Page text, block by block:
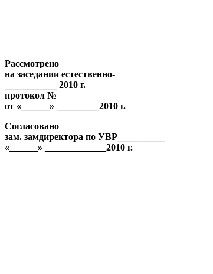
Рассмотрено
на заседании
протокол №
от «______» _________2010 г.
Согласовано
зам. замдиректора по УВР__________
«______» _____________2010 г.